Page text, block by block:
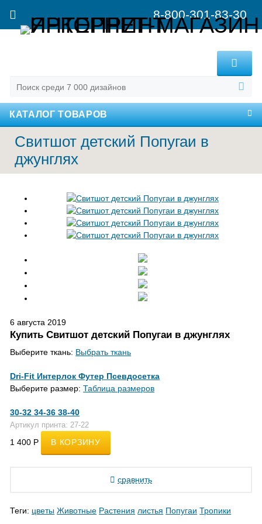
8-800-301-83-30
КАТАЛОГ ТОВАРОВ
Свитшот детский Попугаи в
джунглях
6 августа 2019
Купить Свитшот детский Попугаи в джунглях
Выберите ткань: Выбрать ткань
Dri-Fit Интерлок Футер Псевдосетка
Выберите размер:Таблица размеров
30-32 34-36 38-40
Артикул принта: 27-22
1 400 Р
сравнить
Теги: цветы Животные Растения листья Попугаи Тропики